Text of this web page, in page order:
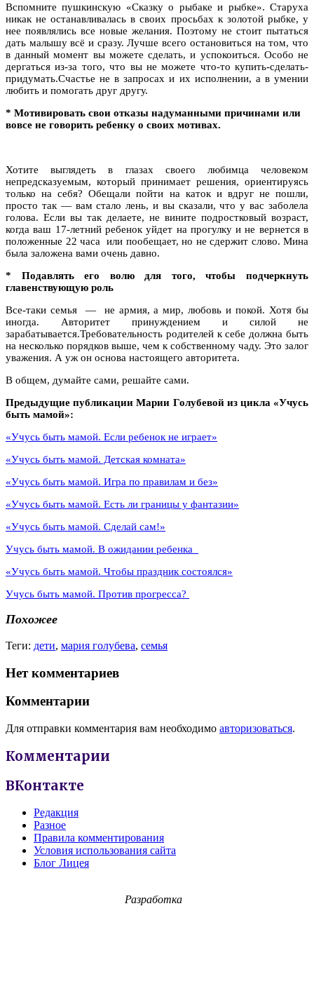
Вспомните пушкинскую «Сказку о рыбаке и рыбке». Старуха
никак не останавливалась в своих просьбах к золотой рыбке, у
нее появлялись все новые желания. Поэтому не стоит пытаться
дать малышу всё и сразу. Лучше всего остановиться на том, что
в данный момент вы можете сделать, и успокоиться. Особо не
дергаться из-за того, что вы не можете что-то купить-сделать-
придумать.Счастье не в запросах и их исполнении, а в умении
любить и помогать друг другу.
* Мотивировать свои отказы надуманными причинами или
вовсе не говорить ребенку о своих мотивах.
Хотите выглядеть в глазах своего любимца человеком
непредсказуемым, который принимает решения, ориентируясь
только на себя? Обещали пойти на каток и вдруг не пошли,
просто так — вам стало лень, и вы сказали, что у вас заболела
голова. Если вы так делаете, не вините подростковый возраст,
когда ваш 17-летний ребенок уйдет на прогулку и не вернется в
положенные 22 часа или пообещает, но не сдержит слово. Мина
была заложена вами очень давно.
* Подавлять его волю для того, чтобы подчеркнуть
главенствующую роль
Все-таки семья — не армия, а мир, любовь и покой. Хотя бы
иногда. Авторитет принуждением и силой не
зарабатывается.Требовательность родителей к себе должна быть
на несколько порядков выше, чем к собственному чаду. Это залог
уважения. А уж он основа настоящего авторитета.
В общем, думайте сами, решайте сами.
Предыдущие публикации Марии Голубевой из цикла «Учусь
быть мамой»:
«Учусь быть мамой. Если ребенок не играет»
«Учусь быть мамой. Детская комната»
«Учусь быть мамой. Игра по правилам и без»
«Учусь быть мамой. Есть ли границы у фантазии»
«Учусь быть мамой. Сделай сам!»
Учусь быть мамой. В ожидании ребенка
«Учусь быть мамой. Чтобы праздник состоялся»
Учусь быть мамой. Против прогресса?
Похожее
Теги: дети, мария голубева, семья
Нет комментариев
Комментарии
Для отправки комментария вам необходимо авторизоваться.
Комментарии
ВКонтакте
Редакция
Разное
Правила комментирования
Условия использования сайта
Блог Лицея
Разработка